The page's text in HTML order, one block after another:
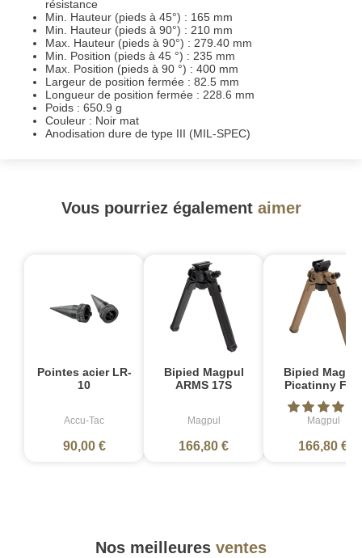
résistance
Min. Hauteur (pieds à 45°) : 165 mm
Min. Hauteur (pieds à 90°) : 210 mm
Max. Hauteur (pieds à 90°) : 279.40 mm
Min. Position (pieds à 45 °) : 235 mm
Max. Position (pieds à 90 °) : 400 mm
Largeur de position fermée : 82.5 mm
Longueur de position fermée : 228.6 mm
Poids : 650.9 g
Couleur : Noir mat
Anodisation dure de type III (MIL-SPEC)
Vous pourriez également aimer
Pointes acier LR-
10
Accu-Tac
90,00 €
Bipied Magpul
ARMS 17S
Magpul
166,80 €
Bipied
Picatinny FDE
Magpul
166,80 €
Nos meilleures ventes